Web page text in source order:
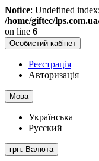
Notice: Undefined
/home/giftec/
on line 6
Особистий кабінет
Реєстрація
Авторизація
Мова
Українська
Русский
грн. Валюта